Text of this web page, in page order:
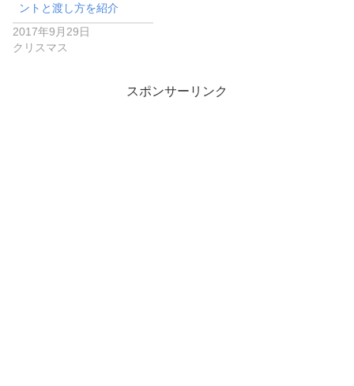
ントと渡し方を紹介
2017年9月29日
クリスマス
スポンサーリンク